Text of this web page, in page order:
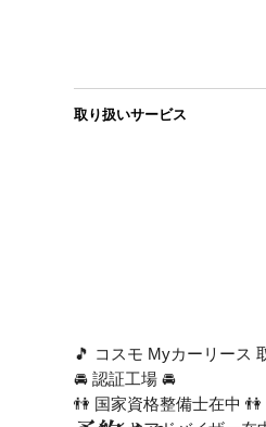
取り扱いサービス
🎵 コスモ Myカーリース
🚘 認証工場 🚘
👫 国家資格整備士在中 👫